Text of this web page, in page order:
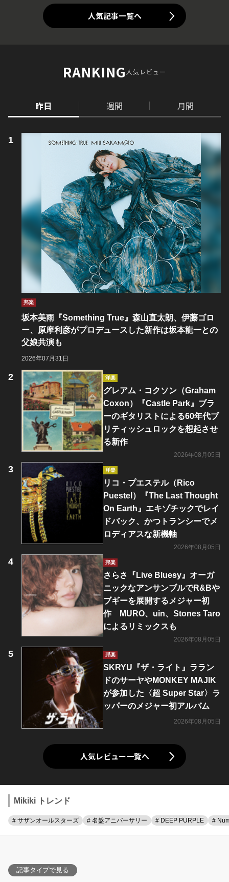
人気記事一覧へ
RANKING人気レビュー
昨日 週間 月間
邦楽
坂本美雨『Something True』森山直太朗、伊藤ゴロ
ー、原摩利彦がプロデュースした新作は坂本龍一との
父娘共演も
2026年07月31日
洋楽
グレアム・コクソン（Graham
Coxon）『Castle Park』ブラ
ーのギタリストによる60年代ブ
リティッシュロックを想起させ
る新作
2026年08月05日
洋楽
リコ・プエステル（Rico
Puestel）『The Last Thought
On Earth』エキゾチックでレイ
ドバック、かつトランシーでメ
ロディアスな新機軸
2026年08月05日
邦楽
さらさ『Live Bluesy』オーガ
ニックなアンサンブルでR&Bや
ブギーを展開するメジャー初
作 MURO、uin、Stones Taro
によるリミックスも
2026年08月05日
邦楽
SKRYU『ザ・ライト』ララン
ドのサーヤやMONKEY MAJIK
が参加した〈超 Super Star〉ラ
ッパーのメジャー初アルバム
2026年08月05日
人気レビュー一覧へ
Mikiki トレンド
# サザンオールスターズ # 名盤アニバーサリー # DEEP PURPLE #
記事タイプで見る